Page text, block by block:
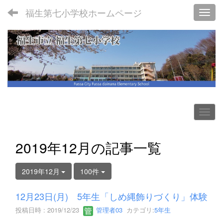
福生第七小学校ホームページ
2019年12月の記事一覧
2019年12月 100件
12月23日(月) 5年生「しめ縄飾りづくり」体験
投稿日時 : 2019/12/23 管理者03 カテゴリ:5年生